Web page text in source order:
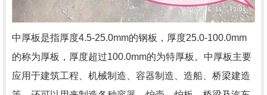
中厚板是指厚度4.5-25.0mm的钢板，厚度25.0-100.0mm
的称为厚板，厚度超过100.0mm的为特厚板。中厚板主要
应用于建筑工程、机械制造、容器制造、造船、桥梁建造